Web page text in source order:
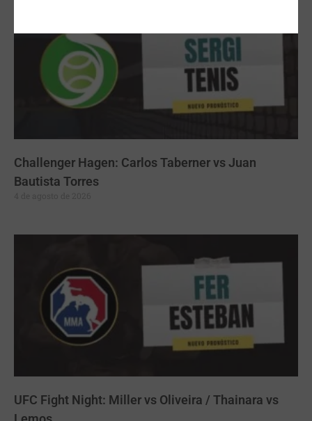
Challenger Hagen: Carlos Taberner vs Juan
Bautista Torres
UFC Fight Night: Miller vs Oliveira / Thainara vs